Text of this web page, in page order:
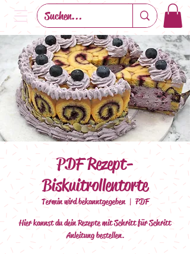
PDF Rezept-
Biskuitrollentorte
Termin wird bekanntgegeben
  |
PDF
Hier kannst du dein Rezepte mit Schritt für Schritt
Anleitung bestellen.